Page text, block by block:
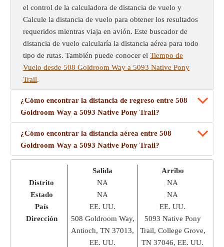
el control de la calculadora de distancia de vuelo y
Calcule la distancia de vuelo para obtener los resultados
requeridos mientras viaja en avión. Este buscador de
distancia de vuelo calcularía la distancia aérea para todo
tipo de rutas. También puede conocer el Tiempo de
Vuelo desde 508 Goldroom Way a 5093 Native Pony
Trail.
¿Cómo encontrar la distancia de regreso entre 508
Goldroom Way a 5093 Native Pony Trail?
¿Cómo encontrar la distancia aérea entre 508
Goldroom Way a 5093 Native Pony Trail?
Distrito
Estado
País
Dirección
Salida
NA
NA
EE. UU.
508 Goldroom Way,
Antioch, TN 37013,
EE. UU.
Arribo
NA
NA
EE. UU.
5093 Native Pony
Trail, College Grove,
TN 37046, EE. UU.